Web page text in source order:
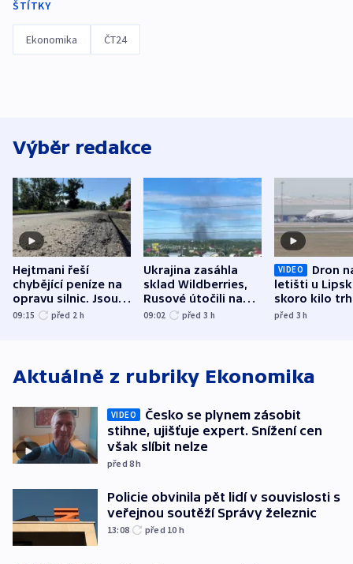
ŠTÍTKY
Ekonomika ČT24
Výběr redakce
Hejtmani řeší
chybějící peníze na
opravu silnic. Jsou
nenárokové, namítá
09:15 před 2 h
Ukrajina zasáhla
sklad Wildberries,
Rusové útočili na
trh, hasiče či
09:02 před 3 h
VIDEO
Dron
letišti u
skoro kilo
indicie
před 3h
Aktuálně z rubriky Ekonomika
VIDEO
Česko se plynem zásobit
stihne, ujišťuje expert. Snížení cen
však slíbit nelze
před 8h
Policie obvinila pět lidí v souvislosti s
veřejnou soutěží Správy železnic
13:08 před 10 h